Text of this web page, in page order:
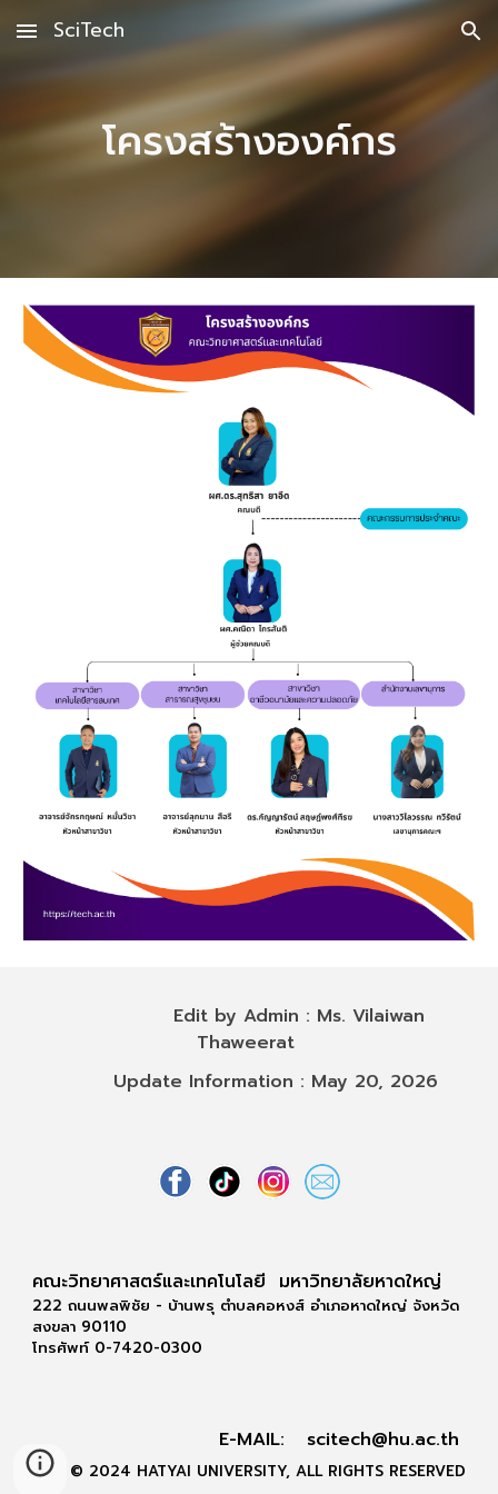
Skip to main content Skip to navigation
SciTech
โครงสร้างองค์กร
Edit by Admin : Ms. Vilaiwan
Thaweerat
Update Information : May 20, 2026
คณะวิทยาศาสตร์และเทคโนโลยี มหาวิทยาลัยหาดใหญ่
222 ถนนพลพิชัย - บ้านพรุ ตำบลคอหงส์ อำเภอหาดใหญ่ จังหวัด
สงขลา 90110
โทรศัพท์ 0-7420-0300
E-MAIL: scitech@hu.ac.th
© 2024 HATYAI UNIVERSITY, ALL RIGHTS RESERVED